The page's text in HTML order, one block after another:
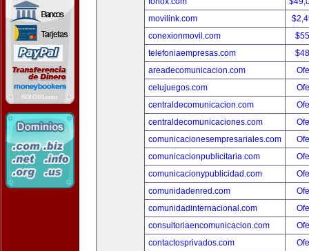
movilink.com
conexionmovil.com
telefoniaempresas.com
areadecomunicacion.com
celujuegos.com
centraldecomunicacion.com
centraldecomunicaciones.com
comunicacionesempresariales.com
comunicacionpublicitaria.com
comunicacionypublicidad.com
comunidadenred.com
comunidadinternacional.com
consultoriaencomunicacion.com
contactosprivados.com